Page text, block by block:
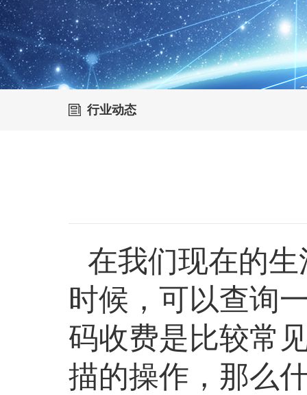
行业动态
在我们现在的
时候，可以查询
码收费是比较常
描的操作，那么